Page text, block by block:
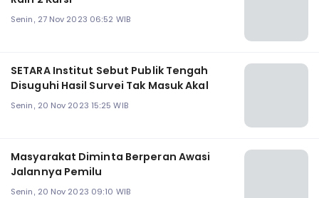
Senin, 27 Nov 2023 06:52 WIB
SETARA Institut Sebut Publik Tengah
Disuguhi Hasil Survei Tak Masuk Akal
Senin, 20 Nov 2023 15:25 WIB
Masyarakat Diminta Berperan Awasi
Jalannya Pemilu
Senin, 20 Nov 2023 09:10 WIB